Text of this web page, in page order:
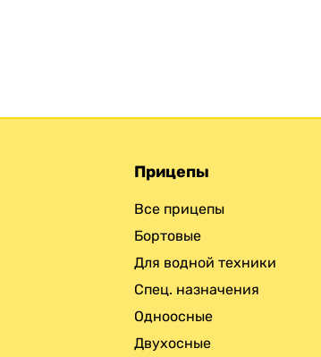
Прицепы
Все прицепы
Бортовые
Для водной техники
Спец. назначения
Одноосные
Двухосные